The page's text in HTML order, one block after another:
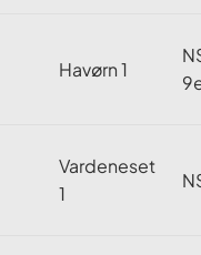
Havørn 1
Vardeneset
1